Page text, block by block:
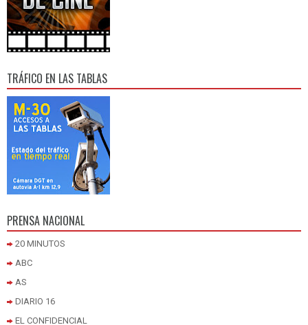
TRÁFICO EN LAS TABLAS
PRENSA NACIONAL
20 MINUTOS
ABC
AS
DIARIO 16
EL CONFIDENCIAL